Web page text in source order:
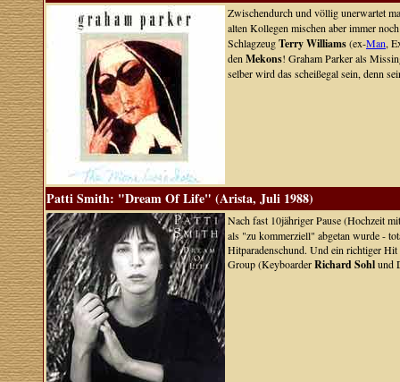
Zwischendurch und völlig unerwartet
alten Kollegen mischen aber immer
SchlagzeugTerry Williams(ex-Man,
den Mekons! Graham Parker als
selber wird das scheißegal sein, denn
Patti Smith: "Dream Of Life" (Arista, Juli 1988)
Nach fast 10jähriger Pause (Hochzeit
als "zu kommerziell" abgetan wurde -
Hitparadenschund. Und ein richtiger
Group (KeyboarderRichard Sohlund